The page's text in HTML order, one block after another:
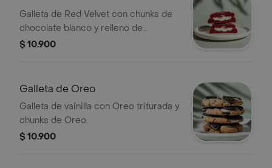
Galleta de Red Velvet con chunks de
chocolate blanco y relleno de
Cheesecake.
$ 10.900
Galleta de Oreo
Galleta de vainilla con Oreo triturada y
chunks de Oreo.
$ 10.900